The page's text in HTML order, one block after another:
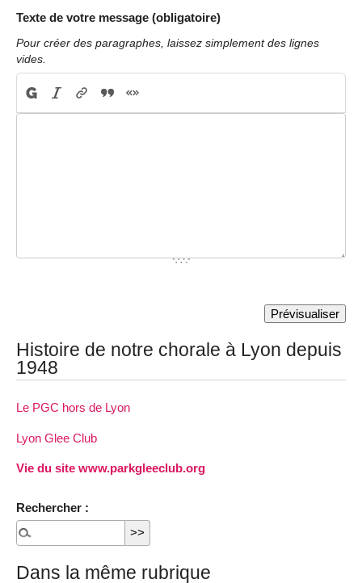
Texte de votre message (obligatoire)
Pour créer des paragraphes, laissez simplement des lignes
vides.
Histoire de notre chorale à Lyon depuis
1948
Le PGC hors de Lyon
Lyon Glee Club
Vie du site www.parkgleeclub.org
Rechercher :
Dans la même rubrique